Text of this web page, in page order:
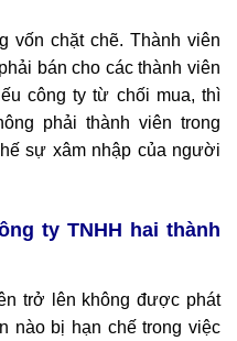
vốn chặt chẽ. Thành viên
bán cho các thành viên
công ty từ chối mua, thì
phải thành viên trong
sự xâm nhập của người
ty TNHH hai thành
trở lên không được phát
nào bị hạn chế trong việc